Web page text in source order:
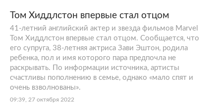
Том Хиддлстон впервые стал отцом
41-летний английский актер и звезда фильмов Marvel
Том Хиддлстон впервые стал отцом. Сообщается, что
его супруга, 38-летняя актриса Зави Эштон, родила
ребенка, пол и имя которого пара предпочла не
раскрывать. По информации источника, артисты
счастливы пополнению в семье, однако «мало спят и
очень взволнованы».
09:39, 27 октября 2022